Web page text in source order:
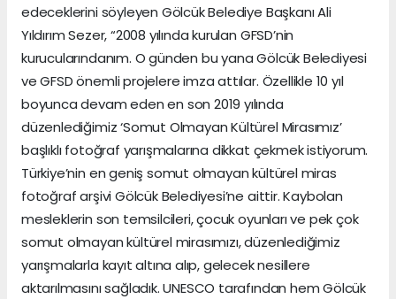
edeceklerini söyleyen Gölcük Belediye Başkanı Ali
Yıldırım Sezer, “2008 yılında kurulan GFSD’nin
kurucularındanım. O günden bu yana Gölcük Belediyesi
ve GFSD önemli projelere imza attılar. Özellikle 10 yıl
boyunca devam eden en son 2019 yılında
düzenlediğimiz ‘Somut Olmayan Kültürel Mirasımız’
başlıklı fotoğraf yarışmalarına dikkat çekmek istiyorum.
Türkiye’nin en geniş somut olmayan kültürel miras
fotoğraf arşivi Gölcük Belediyesi’ne aittir. Kaybolan
mesleklerin son temsilcileri, çocuk oyunları ve pek çok
somut olmayan kültürel mirasımızı, düzenlediğimiz
yarışmalarla kayıt altına alıp, gelecek nesillere
aktarılmasını sağladık. UNESCO tarafından hem Gölcük